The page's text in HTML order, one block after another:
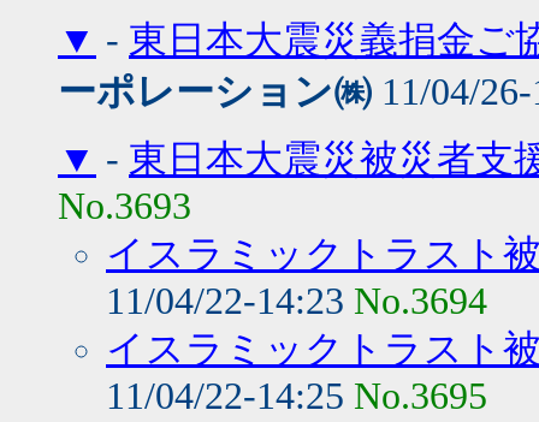
▼ - 東日本大震災義捐金ご
ーポレーション㈱ 11/04/
▼ - 東日本大震災被災者支
No.3693
イスラミックトラスト
11/04/22-14:23 No.3694
イスラミックトラスト
11/04/22-14:25 No.3695